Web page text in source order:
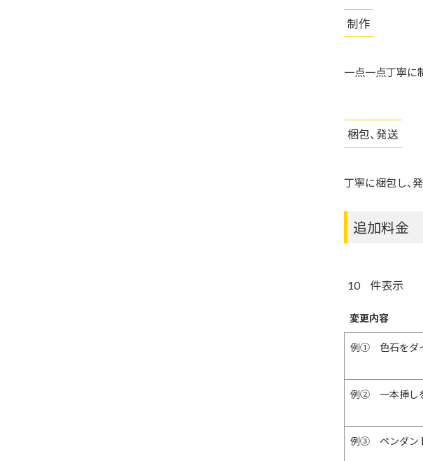
制作
一点一点丁寧に
梱包、発送
丁寧に梱包し、
追加料金
件表示
変更内容
例① 色石をダ
例② 一本挿し
例③ ペンダン